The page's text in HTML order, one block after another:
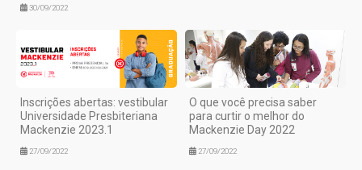
30/09/2022
Inscrições abertas: vestibular
Universidade Presbiteriana
Mackenzie 2023.1
27/09/2022
O que você precisa saber
para curtir o melhor do
Mackenzie Day 2022
27/09/2022